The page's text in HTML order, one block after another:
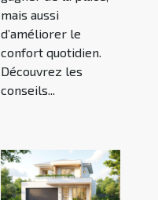
mais aussi
d’améliorer le
confort quotidien.
Découvrez les
conseils...